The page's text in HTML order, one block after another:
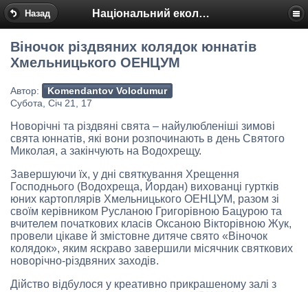
Назад Національний еколого-натуралістичний центр
Віночок різдвяних колядок юннатів
Хмельницького ОЕНЦУМ
Автор:
Komendantov Volodumur
Субота, Січ 21, 17
Новорічні та різдвяні свята – найулюбленіші зимові
свята юннатів, які вони розпочинають в день Святого
Миколая, а закінчують на Водохрещу.
Завершуючи їх, у дні святкування Хрещення
Господнього (Водохреща, Йордан) вихованці гуртків
юних картоплярів Хмельницького ОЕНЦУМ, разом зі
своїм керівником Русланою Григорівною Бацурою та
вчителем початкових класів Оксаною Вікторівною Жук,
провели цікаве й змістовне дитяче свято «Віночок
колядок», яким яскраво завершили місячник святкових
новорічно-різдвяних заходів.
Дійство відбулося у креативно прикрашеному залі з